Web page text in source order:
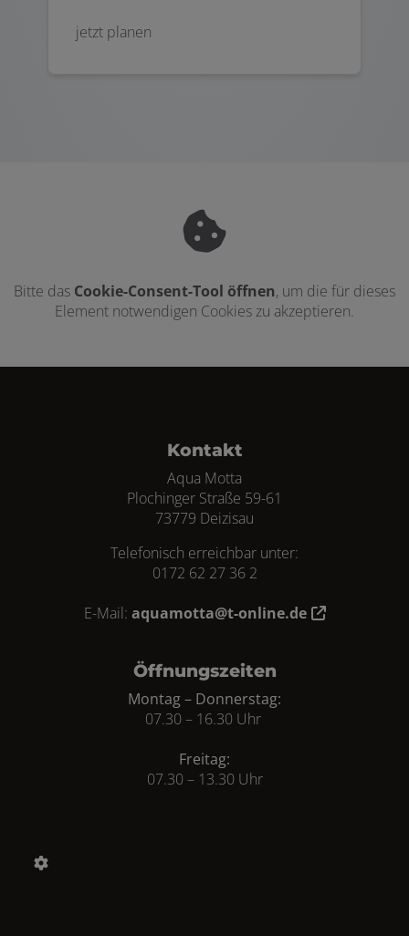
jetzt planen
Bitte das Cookie-Consent-Tool öffnen, um die für dieses
Element notwendigen Cookies zu akzeptieren.
Kontakt
Aqua Motta
Plochinger Straße 59-61
73779 Deizisau
Telefonisch erreichbar unter:
0172 62 27 36 2
E-Mail: aquamotta@t-online.de
Öffnungszeiten
Montag – Donnerstag:
07.30 – 16.30 Uhr
Freitag:
07.30 – 13.30 Uhr